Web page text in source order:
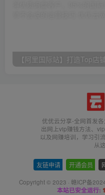
优优云分享-全网首发
出网上vip赚钱方法、
以及网赚培训，学习引
从
友链申请 开通会员
Copyright © 2023 · 赣ICP备
本站已安全运行: